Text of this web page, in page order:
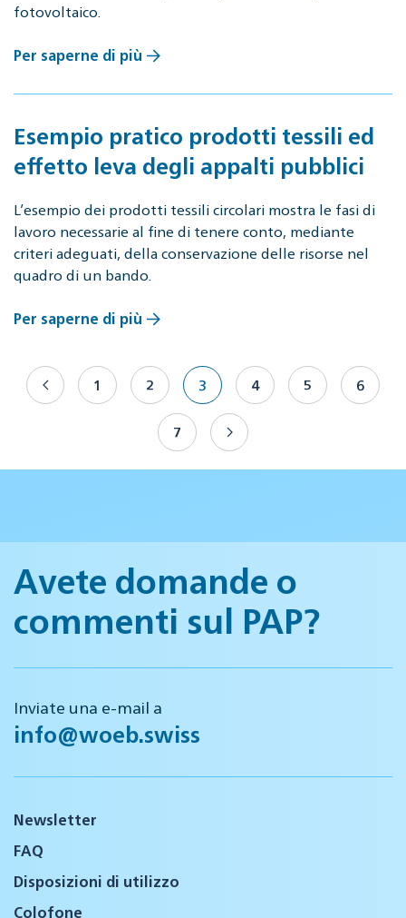
fotovoltaico.
Per saperne di più
Esempio pratico prodotti tessili ed
effetto leva degli appalti pubblici
L’esempio dei prodotti tessili circolari mostra le fasi di
lavoro necessarie al fine di tenere conto, mediante
criteri adeguati, della conservazione delle risorse nel
quadro di un bando.
Per saperne di più
1 2 3 4 5 6
7
Avete domande o
commenti sul PAP?
Inviate una e-mail a
info@woeb.swiss
Newsletter
FAQ
Disposizioni di utilizzo
Colofone